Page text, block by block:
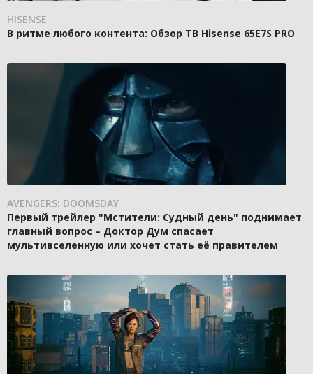
HISENSE
В ритме любого контента: Обзор ТВ Hisense 65E7S PRO
AVENGERS: DOOMSDAY
Первый трейлер "Мстители: Судный день" поднимает
главный вопрос – Доктор Дум спасает
мультивселенную или хочет стать её правителем